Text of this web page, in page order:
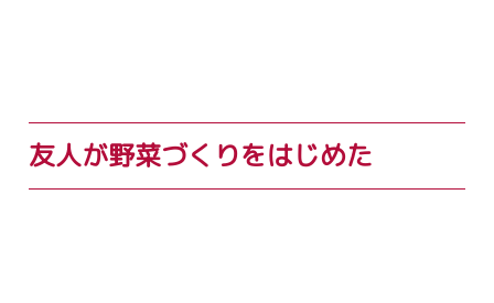
友人が野菜づくりをはじめた